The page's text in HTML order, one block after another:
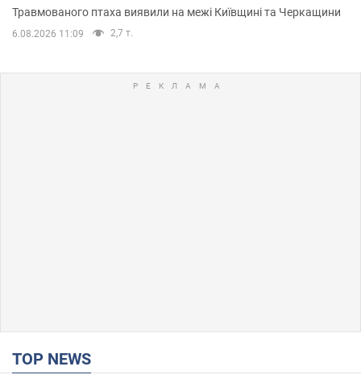
Травмованого птаха виявили на межі Київщині та Черкащини
6.08.2026 11:09 2,7 т.
TOP NEWS